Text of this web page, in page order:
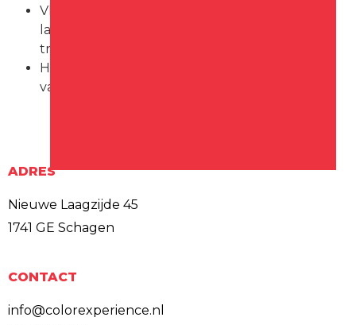
Vloeren: Opties variërend van PVC, vinyl,
laminaat, Marmoleum, tapijt, tapijttegels,
traplopers tot kunstgras voor buiten.
Horren: Oplossingen voor het buitenhouden
van insecten, zoals hordeuren en raamhorren.
ADRES
Nieuwe Laagzijde 45
1741 GE Schagen
CONTACT
info@colorexperience.nl